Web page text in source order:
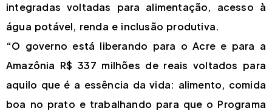
integradas voltadas para alimentação, acesso à
água potável, renda e inclusão produtiva.
“O governo está liberando para o Acre e para a
Amazônia R$ 337 milhões de reais voltados para
aquilo que é a essência da vida: alimento, comida
boa no prato e trabalhando para que o Programa